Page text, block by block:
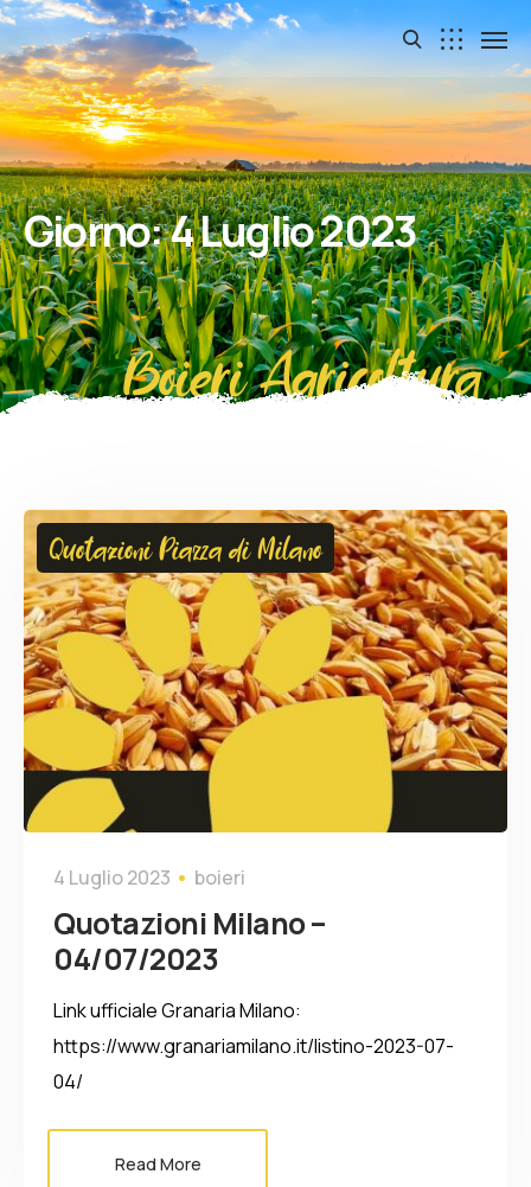
Giorno:4 Luglio 2023
Boieri Agricoltura
Quotazioni Piazza di Milano
4 Luglio 2023 boieri
Quotazioni Milano –
04/07/2023
Link ufficiale Granaria Milano:
https://www.granariamilano.it/listino-2023-07-
04/
Read More